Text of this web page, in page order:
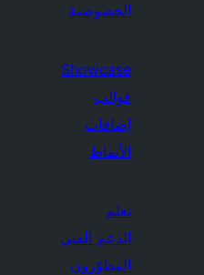
الخصوصية
Showcase
قوالب
إضافات
الأنماط
تعلم
الدعم الفني
المطوّرون